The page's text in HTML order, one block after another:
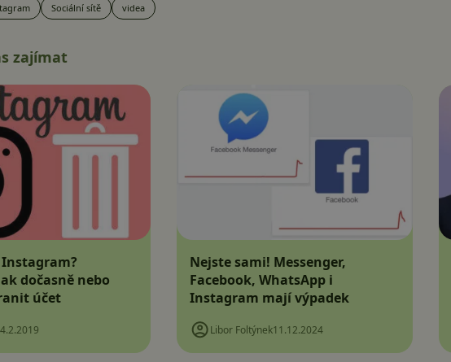
Sociální sítě videa
zajímat
dočasně nebo
účet
4.2.2019
Nejste sami! Messenger,
Facebook, WhatsApp i
Instagram mají výpadek
Libor Foltýnek11.12.2024